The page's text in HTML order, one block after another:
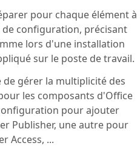
pour chaque élément à
configuration, précisant
lors d'une installation
sur le poste de travail.
gérer la multiplicité des
les composants d'Office
pour ajouter
Publisher, une autre pour
Access, ...